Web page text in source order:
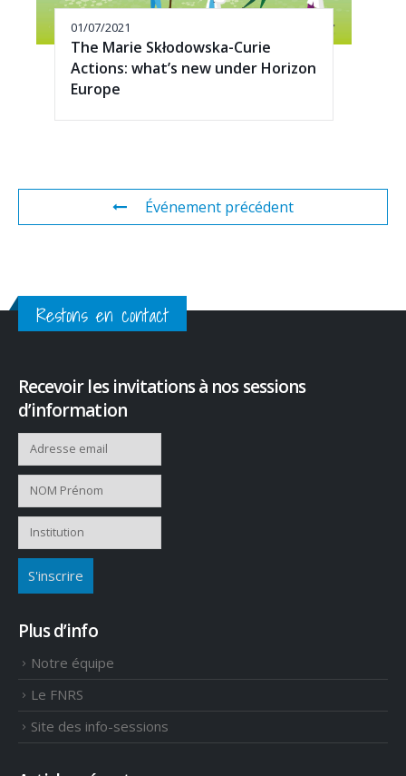
01/07/2021
The Marie Skłodowska-Curie
Actions: what’s new under Horizon
Europe
Événement précédent
Restons en contact
Recevoir les invitations à nos sessions
d’information
Plus d’info
Notre équipe
Le FNRS
Site des info-sessions